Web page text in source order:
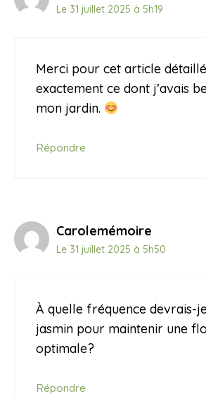
Le 31 juillet 2025 à 5h19
Merci pour cet article
exactement ce dont j’avais
mon jardin.
Répondre
Carolemémoire
Le 31 juillet 2025 à 5h50
À quelle fréquence devrais-
jasmin pour maintenir une
optimale?
Répondre